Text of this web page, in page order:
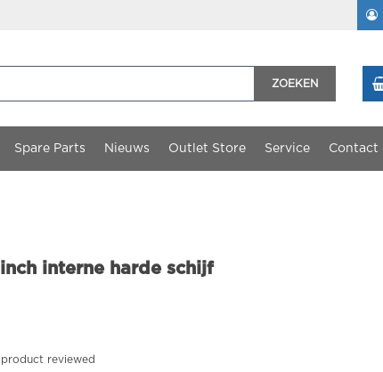
ZOEKEN
Spare Parts Nieuws Outlet Store Service Contact
inch interne harde schijf
reviewed